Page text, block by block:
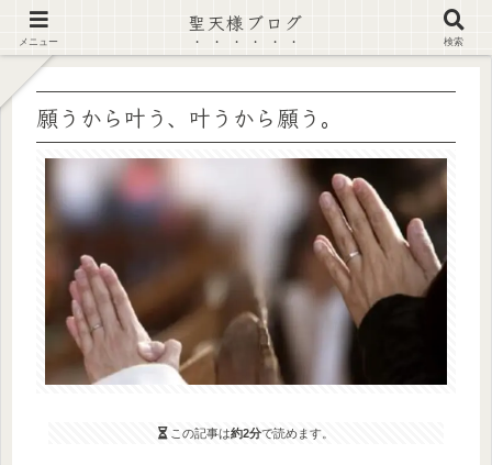
【注意喚起】偽サイト及び偽情報に注意 ▶確認する◀
願うから叶う、叶うから願う。
この記事は約2分で読めます。
メニュー
聖天様ブログ
検索